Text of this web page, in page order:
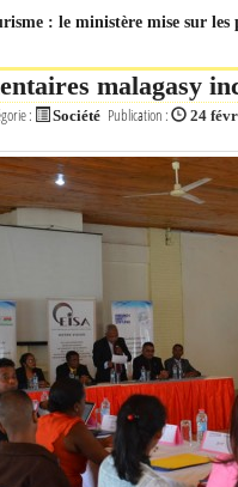
: le ministère mise sur les
malagasy
: Société Publication : 24